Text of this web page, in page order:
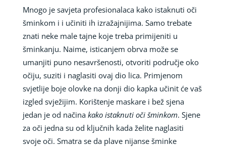
Mnogo je savjeta profesionalaca kako istaknuti oči
šminkom i i učiniti ih izražajnijima. Samo trebate
znati neke male tajne koje treba primijeniti u
šminkanju. Naime, isticanjem obrva može se
umanjiti puno nesavršenosti, otvoriti područje oko
očiju, suziti i naglasiti ovaj dio lica. Primjenom
svjetlije boje olovke na donji dio kapka učinit će vaš
izgled svježijim. Korištenje maskare i bež sjena
jedan je od načina kako istaknuti oči šminkom. Sjene
za oči jedna su od ključnih kada želite naglasiti
svoje oči. Smatra se da plave nijanse šminke